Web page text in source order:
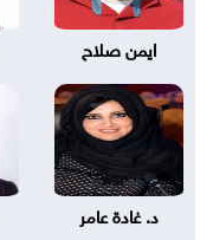
ايمن صلاح
د. غادة عامر